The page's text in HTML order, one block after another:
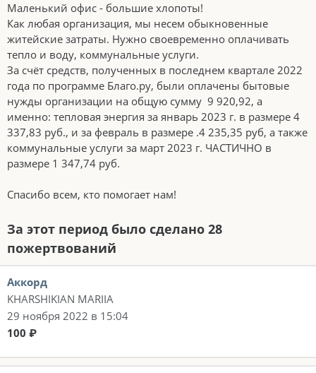
Маленький офис - большие хлопоты!
Как любая организация, мы несем обыкновенные
житейские затраты. Нужно своевременно оплачивать
тепло и воду, коммунальные услуги.
За счёт средств, полученных в последнем квартале 2022
года по программе Благо.ру, были оплачены бытовые
нужды организации на общую сумму 9 920,92, а
именно: тепловая энергия за январь 2023 г. в размере 4
337,83 руб., и за февраль в размере .4 235,35 руб, а также
коммунальные услуги за март 2023 г. ЧАСТИЧНО в
размере 1 347,74 руб.
Спасибо всем, кто помогает нам!
За этот период было сделано 28
пожертвований
Аккорд
KHARSHIKIAN MARIIA
29 ноября 2022 в 15:04
100 ₽